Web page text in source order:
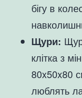
бігу в
Щури:
клітка з
80x50x80
люблять